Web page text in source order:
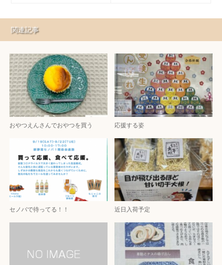
関連記事
おやつえんさんでおやつを買う 応援する姿
セノバで待ってる！！ 近日入荷予定